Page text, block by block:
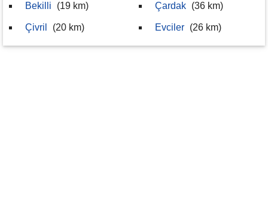
Bekilli (19 km)
Çivril (20 km)
Çardak (36 km)
Evciler (26 km)